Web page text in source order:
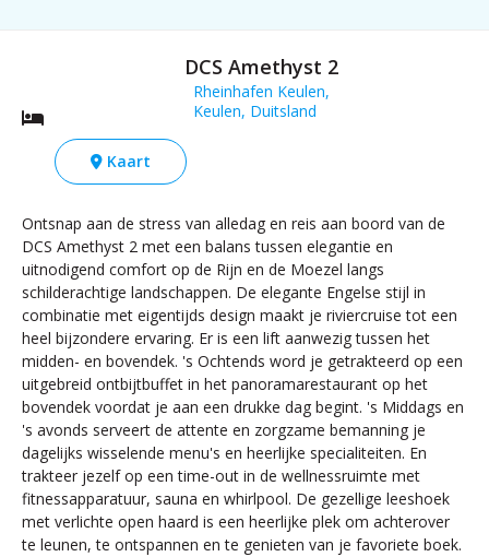
DCS Amethyst 2
Rheinhafen Keulen,
Keulen, Duitsland
Kaart
Ontsnap aan de stress van alledag en reis aan boord van de
DCS Amethyst 2 met een balans tussen elegantie en
uitnodigend comfort op de Rijn en de Moezel langs
schilderachtige landschappen. De elegante Engelse stijl in
combinatie met eigentijds design maakt je riviercruise tot een
heel bijzondere ervaring. Er is een lift aanwezig tussen het
midden- en bovendek. 's Ochtends word je getrakteerd op een
uitgebreid ontbijtbuffet in het panoramarestaurant op het
bovendek voordat je aan een drukke dag begint. 's Middags en
's avonds serveert de attente en zorgzame bemanning je
dagelijks wisselende menu's en heerlijke specialiteiten. En
trakteer jezelf op een time-out in de wellnessruimte met
fitnessapparatuur, sauna en whirlpool. De gezellige leeshoek
met verlichte open haard is een heerlijke plek om achterover
te leunen, te ontspannen en te genieten van je favoriete boek.